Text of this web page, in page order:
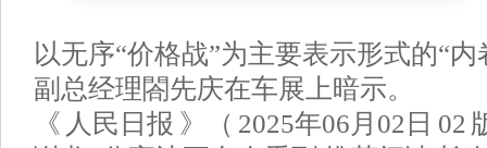
以无序“价格战”为主要表示形式的“
副总经理閤先庆在车展上暗示。
《 人民日报 》（ 2025年06月02日 02